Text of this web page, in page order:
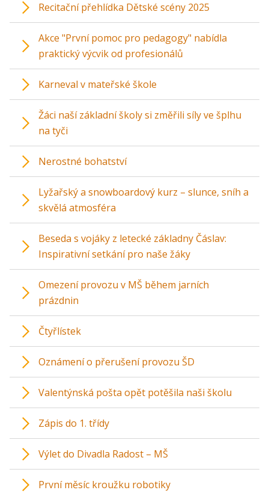
Recitační přehlídka Dětské scény 2025
Akce "První pomoc pro pedagogy" nabídla
praktický výcvik od profesionálů
Karneval v mateřské škole
Žáci naší základní školy si změřili síly ve šplhu
na tyči
Nerostné bohatství
Lyžařský a snowboardový kurz – slunce, sníh a
skvělá atmosféra
Beseda s vojáky z letecké základny Čáslav:
Inspirativní setkání pro naše žáky
Omezení provozu v MŠ během jarních
prázdnin
Čtyřlístek
Oznámení o přerušení provozu ŠD
Valentýnská pošta opět potěšila naši školu
Zápis do 1. třídy
Výlet do Divadla Radost – MŠ
První měsíc kroužku robotiky